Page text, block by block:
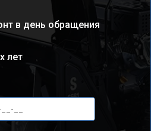
в день обращения
лет